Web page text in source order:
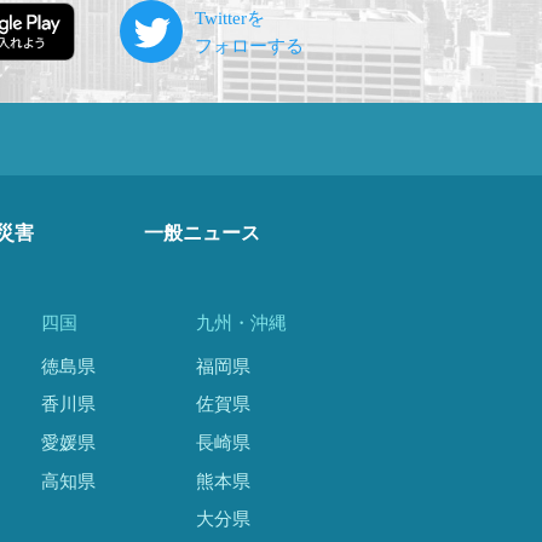
害 一般ニュース
四国
徳島県
香川県
愛媛県
高知県
九州・沖縄
福岡県
佐賀県
長崎県
熊本県
大分県